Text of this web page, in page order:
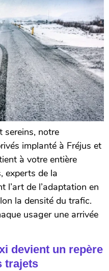
sereins, notre
implanté à Fréjus et
à votre entière
experts de la
l’art de l’adaptation en
la densité du trafic.
usager une arrivée
devient un repère
trajets